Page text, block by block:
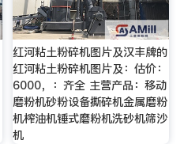
红河粘土粉碎机图片及汉丰牌的
红河粘土粉碎机图片及：估价：
6000，：齐全 主营产品：移动
磨粉机砂粉设备撕碎机金属磨粉
机榨油机锤式磨粉机洗砂机筛沙
机